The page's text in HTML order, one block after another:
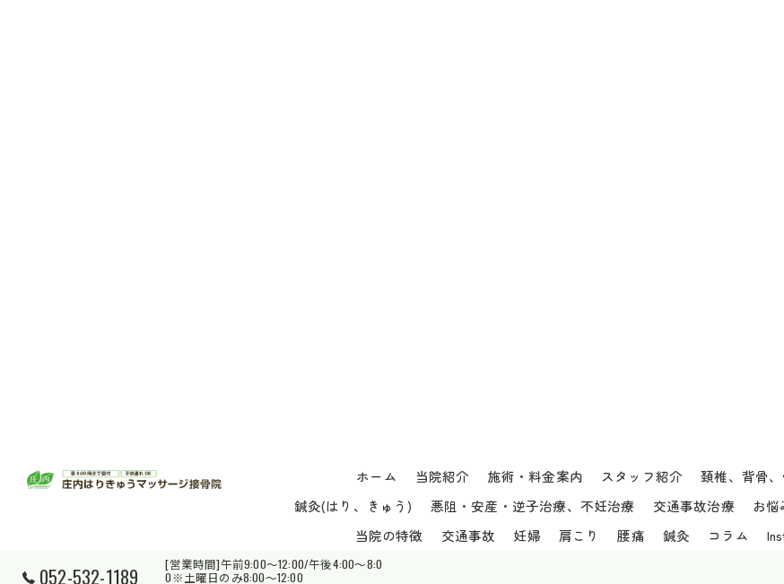
052-532-1189 [営業時間]午前9:00～12:00/午後4:00～8:0
0※土曜日のみ8:00～12:00
ホーム 当院紹介 施術・料金案内 スタッフ紹介 頚椎、背骨
鍼灸(はり、きゅう)
悪阻・安産・逆子治療、不妊治療 交通事故治療 お
当院の特徴
交通事故 妊婦 肩こり 腰痛 鍼灸 コラム